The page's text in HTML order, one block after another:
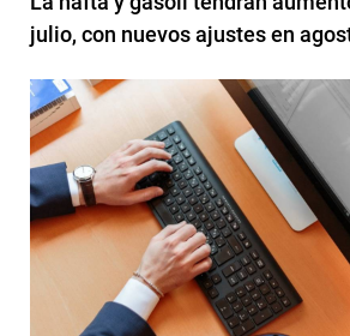
julio, con nuevos ajustes en